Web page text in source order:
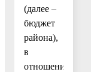
(далее –
бюджет
района),
в
отношении